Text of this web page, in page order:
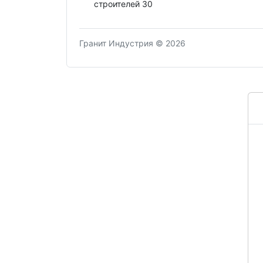
строителей 30
Гранит Индустрия © 2026